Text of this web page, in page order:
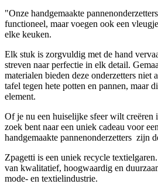
"Onze handgemaakte
functioneel, maar voegen ook een
elke keuken.
Elk stuk is zorgvuldig met de hand
streven naar perfectie in elk detail.
materialen bieden deze onderzetters niet
tafel tegen hete potten en pannen, maar
element.
Of je nu een huiselijke sfeer wilt creëren
zoek bent naar een uniek cadeau voor
handgemaakte pannenonderzetters zijn
Zpagetti is een uniek recycle
van kwalitatief, hoogwaardig en
mode- en textielindustrie.